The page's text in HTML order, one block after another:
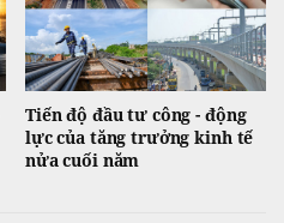
Tiến độ đầu tư công - động
lực của tăng trưởng kinh tế
nửa cuối năm